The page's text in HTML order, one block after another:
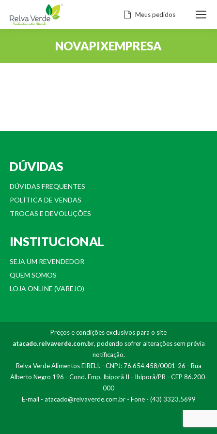
Meus pedidos
NOVAPIXEMPRESA
DÚVIDAS
DÚVIDAS FREQUENTES
POLÍTICA DE VENDAS
TROCAS E DEVOLUÇÕES
INSTITUCIONAL
SEJA UM REVENDEDOR
QUEM SOMOS
LOJA ONLINE (VAREJO)
Preços e condições exclusivos para o site
atacado.relvaverde.com.br, podendo sofrer alterações sem prévia
notificação.
Relva Verde Alimentos EIRELI. - CNPJ: 76.654.458/0001-26 - Rua
Alberto Negro 196 - Cond. Emp. Ibiporã II - Ibiporã/PR - CEP 86.200-
000
E-mail - atacado@relvaverde.com.br- Fone - (43) 3323.5699